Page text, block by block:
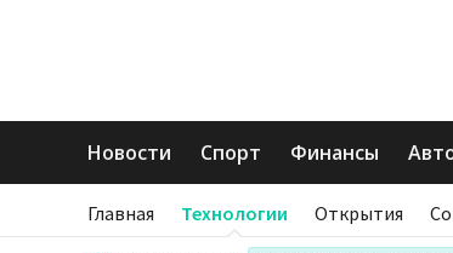
Новости Спорт Финансы
Главная Технологии Открытия